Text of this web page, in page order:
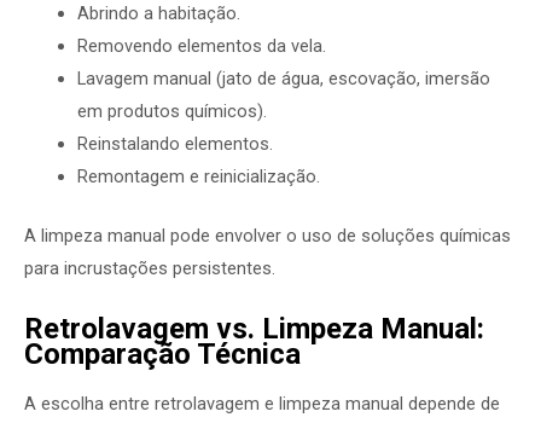
Abrindo a habitação.
Removendo elementos da vela.
Lavagem manual (jato de água, escovação, imersão
em produtos químicos).
Reinstalando elementos.
Remontagem e reinicialização.
A limpeza manual pode envolver o uso de soluções químicas
para incrustações persistentes.
Retrolavagem vs. Limpeza Manual:
Comparação Técnica
A escolha entre retrolavagem e limpeza manual depende de